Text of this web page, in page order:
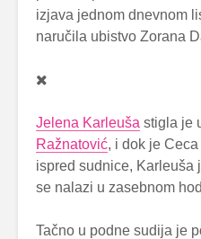
izjava jednom dnevnom
naručila ubistvo Zorana
Jelena Karleuša stigla je
Ražnatović, i dok je
ispred sudnice, Karleuša
se nalazi u zasebnom
Tačno u podne sudija je